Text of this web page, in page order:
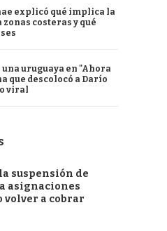
explicó qué implica la
costeras y qué
uruguaya en "Ahora
que descolocó a Darío
viral
suspensión de
asignaciones
volver a cobrar